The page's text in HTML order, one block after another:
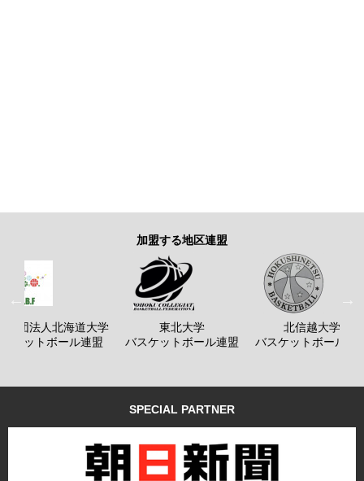
加盟する地区連盟
社団法人北海道大学
ケットボール連盟
東北大学
バスケットボール連盟
北信越大学
バスケットボール連
SPECIAL PARTNER